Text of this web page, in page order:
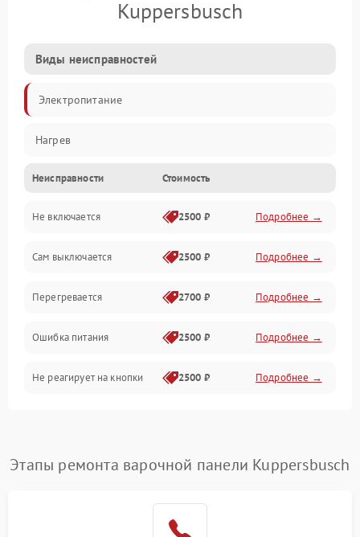
Kuppersbusch
Виды неисправностей
Электропитание
Нагрев
Неисправности Стоимость
Не включается 2500 ₽ Подробнее →
Сам выключается 2500 ₽ Подробнее →
Перегревается 2700 ₽ Подробнее →
Ошибка питания 2500 ₽ Подробнее →
Не реагирует на кнопки 2500 ₽ Подробнее →
Этапы ремонта варочной панели Kuppersbusch